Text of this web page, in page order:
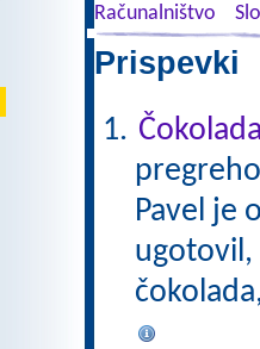
Računalništvo
Prispevki
Pavel je
ugotovil,